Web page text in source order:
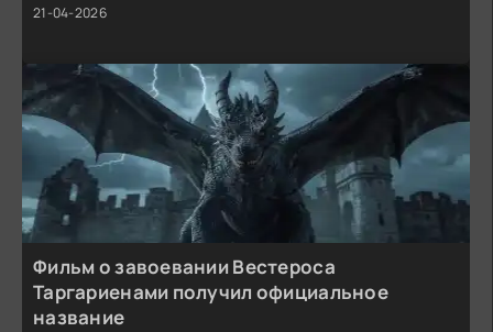
21-04-2026
Фильм о завоевании Вестероса
Таргариенами получил официальное
название